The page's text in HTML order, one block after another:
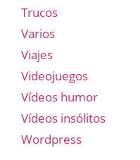
Trucos
Varios
Viajes
Videojuegos
Vídeos humor
Vídeos insólitos
Wordpress